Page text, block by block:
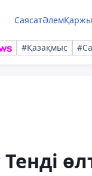
СаясатӘлемҚаржы
#Қазақмыс